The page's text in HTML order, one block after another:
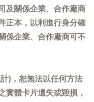
及關係企業、合作廠商
正本，以利進行身分確
係企業、合作廠商可不
)，恕無法以任何方法
實體卡片遺失或毀損，